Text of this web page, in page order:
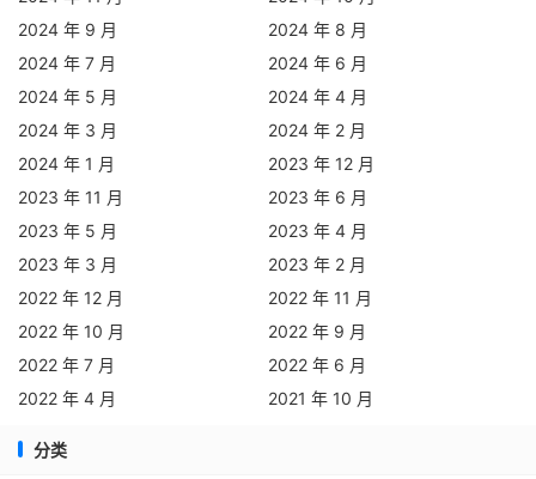
蒙
电
信
5 451.2 429.7
内
蒙
联
通
5 345.764 329.334
内
蒙
移
动
5 306.04 297.7
宁
2024 年 9 月
2024 年 8 月
2024 年 7 月
2024 年 6 月
2024 年 5 月
2024 年 4 月
2024 年 3 月
2024 年 2 月
2024 年 1 月
2023 年 12 月
2023 年 11 月
2023 年 6 月
2023 年 5 月
2023 年 4 月
2023 年 3 月
2023 年 2 月
2022 年 12 月
2022 年 11 月
2022 年 10 月
2022 年 9 月
2022 年 7 月
2022 年 6 月
2022 年 4 月
2021 年 10 月
分类